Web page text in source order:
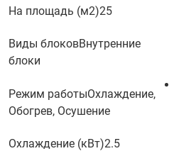
На площадь (м2)25
Виды блоковВнутренние
блоки
Режим работыОхлаждение,
Обогрев, Осушение
Охлаждение (кВт)2.5